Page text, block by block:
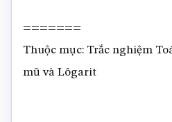
=======
Thuộc mục: Trắc nghiệm
mũ và Lôgarit